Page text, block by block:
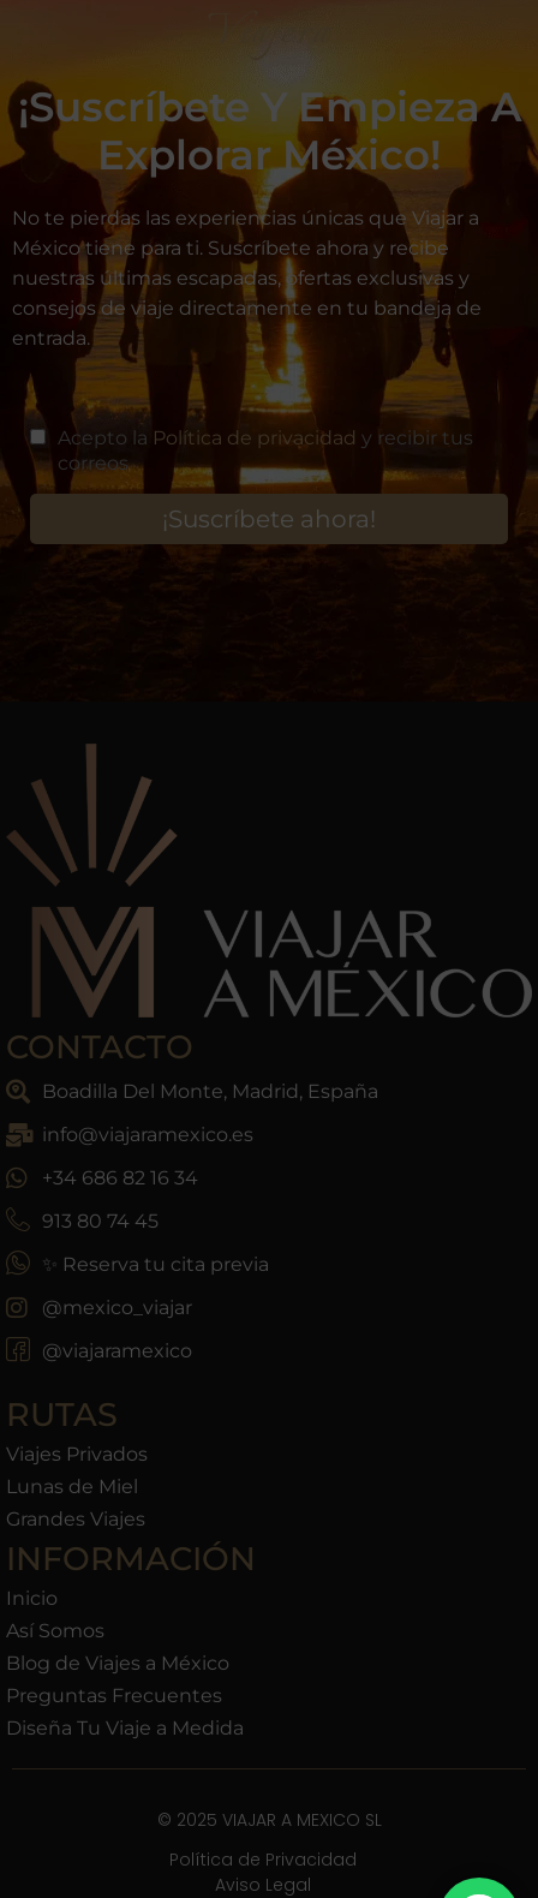
Viajera
¡Suscríbete Y Empieza A
Explorar México!
No te pierdas las experiencias únicas que Viajar a
México tiene para ti. Suscríbete ahora y recibe
nuestras últimas escapadas, ofertas exclusivas y
consejos de viaje directamente en tu bandeja de
entrada.
CONTACTO
Boadilla Del Monte, Madrid, España
info@viajaramexico.es
+34 686 82 16 34
913 80 74 45
✨ Reserva tu cita previa
@mexico_viajar
@viajaramexico
RUTAS
Viajes Privados
Lunas de Miel
Grandes Viajes
INFORMACIÓN
Inicio
Así Somos
Blog de Viajes a México
Preguntas Frecuentes
Diseña Tu Viaje a Medida
© 2025 VIAJAR A MEXICO SL
Política de Privacidad
Aviso Legal